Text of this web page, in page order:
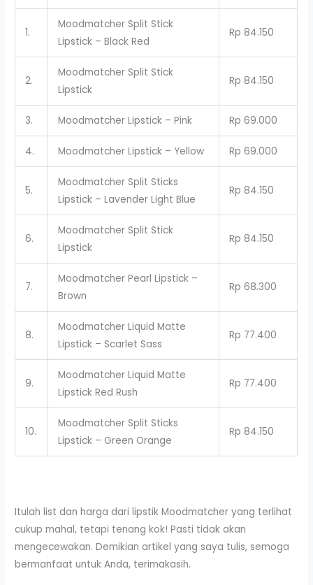
1.
Moodmatcher Split Stick
Lipstick – Black Red
Rp 84.150
2.
Moodmatcher Split Stick
Lipstick
Rp 84.150
3. Moodmatcher Lipstick – Pink Rp 69.000
4. Moodmatcher Lipstick – Yellow Rp 69.000
5.
Moodmatcher Split Sticks
Lipstick – Lavender Light Blue
Rp 84.150
6.
Moodmatcher Split Stick
Lipstick
Rp 84.150
7.
Moodmatcher Pearl Lipstick –
Brown
Rp 68.300
8.
Moodmatcher Liquid Matte
Lipstick – Scarlet Sass
Rp 77.400
9.
Moodmatcher Liquid Matte
Lipstick Red Rush
Rp 77.400
10.
Moodmatcher Split Sticks
Lipstick – Green Orange
Rp 84.150
Itulah list dan harga dari lipstik Moodmatcher yang terlihat
cukup mahal, tetapi tenang kok! Pasti tidak akan
mengecewakan. Demikian artikel yang saya tulis, semoga
bermanfaat untuk Anda, terimakasih.